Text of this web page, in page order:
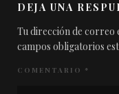
DEJA UNA
Tu dirección de correo
campos obligatorios
COMENTARIO *